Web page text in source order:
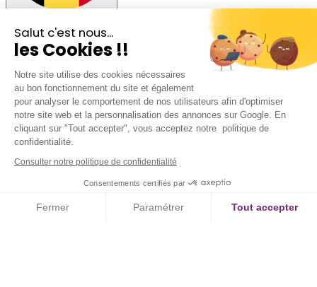
Salut c'est nous...
les Cookies !!
Notre site utilise des cookies nécessaires
au bon fonctionnement du site et également
pour analyser le comportement de nos utilisateurs afin d'optimiser
notre site web et la personnalisation des annonces sur Google. En
cliquant sur "Tout accepter", vous acceptez notre politique de
confidentialité.
Consulter notre politique de confidentialité
Consentements certifiés par
Fermer Paramétrer Tout accepter